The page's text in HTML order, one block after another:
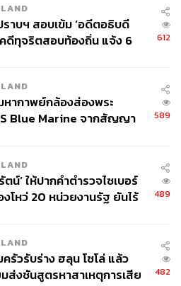
าบฯ สอบเข้ม ‘อดีตอธิบดี
คดีทุจริตสอบท้องถิ่น แจ้ง 6
612
หากาพย์กล้องส่องพระ
Blue Marine จากสัญญา
-แอบระบุแบรนด์
589
ตน์’ ให้ปากคำตำรวจไซเบอร์
โหว่ 20 หน่วยงานรัฐ ยันไร้
489
รัวรับร่าง ฮลุน โซโล่ แล้ว
ส่งชันสูตรหาสาเหตุการเสีย
482